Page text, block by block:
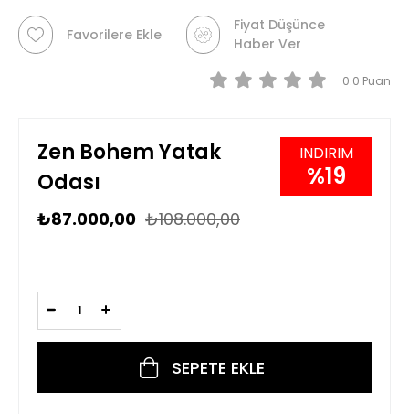
Favorilere Ekle
Fiyat Düşünce
Haber Ver
0.0
Zen Bohem Yatak
Odası
₺108.000,00
₺87.000,00
19